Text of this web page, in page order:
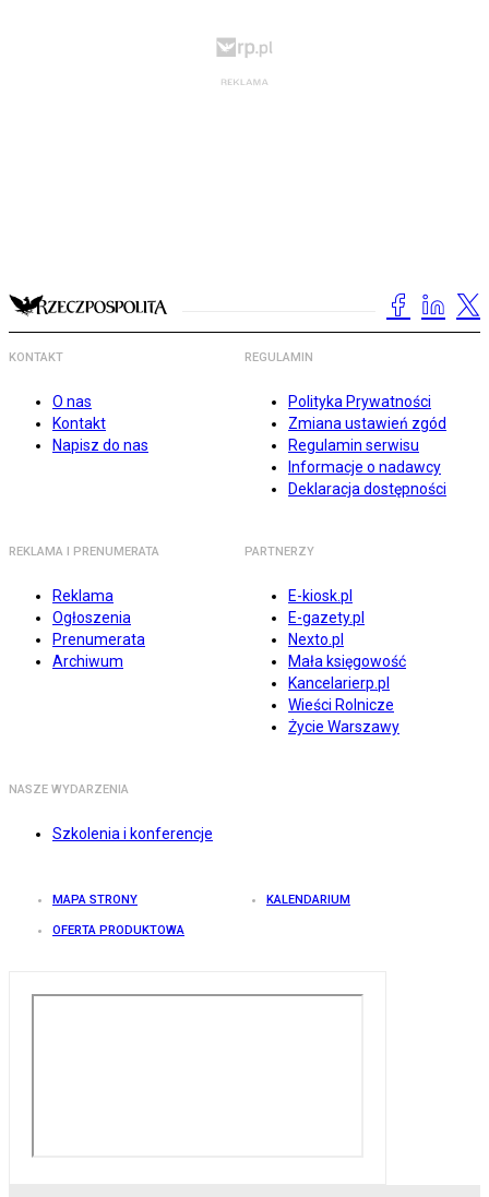
KONTAKT
O nas
Kontakt
Napisz do nas
REGULAMIN
Polityka Prywatności
Zmiana ustawień zgód
Regulamin serwisu
Informacje o nadawcy
Deklaracja dostępności
REKLAMA I PRENUMERATA
Reklama
Ogłoszenia
Prenumerata
Archiwum
PARTNERZY
E-kiosk.pl
E-gazety.pl
Nexto.pl
Mała księgowość
Kancelarierp.pl
Wieści Rolnicze
Życie Warszawy
NASZE WYDARZENIA
Szkolenia i konferencje
MAPA STRONY KALENDARIUM
OFERTA PRODUKTOWA